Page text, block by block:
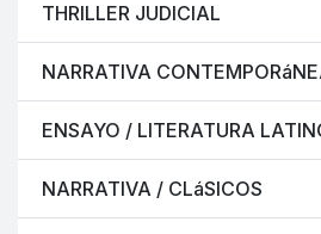
THRILLER JUDICIAL
NARRATIVA
ENSAYO / LITERATURA
NARRATIVA / CLáSICOS